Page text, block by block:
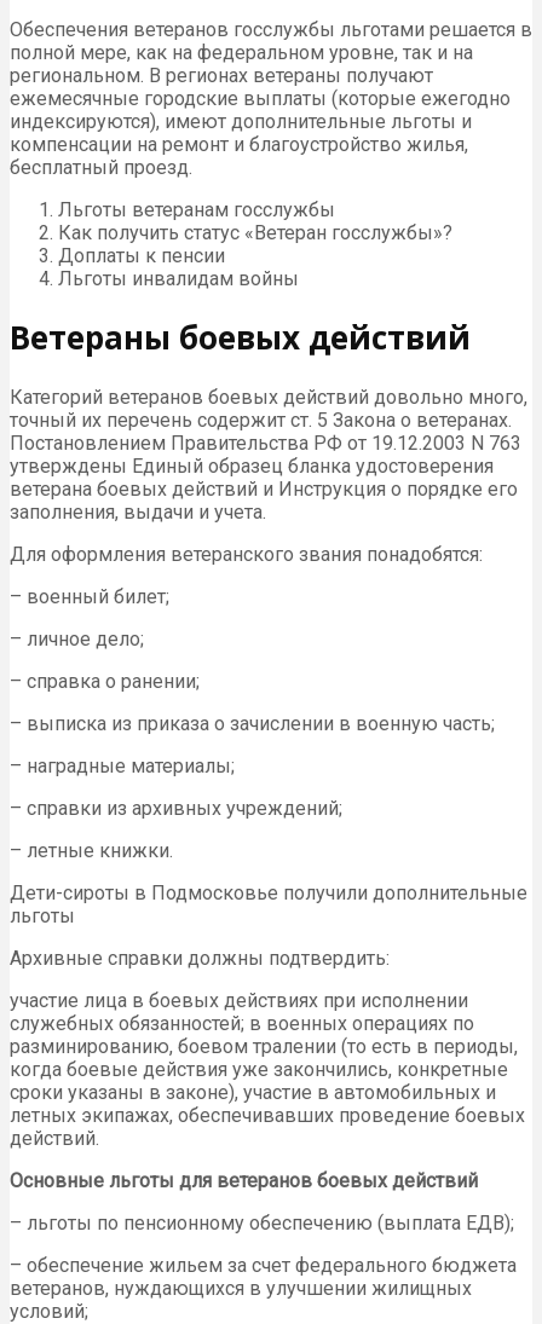
Обеспечения ветеранов госслужбы льготами решается в
полной мере, как на федеральном уровне, так и на
региональном. В регионах ветераны получают
ежемесячные городские выплаты (которые ежегодно
индексируются), имеют дополнительные льготы и
компенсации на ремонт и благоустройство жилья,
бесплатный проезд.
Льготы ветеранам госслужбы
Как получить статус «Ветеран госслужбы»?
Доплаты к пенсии
Льготы инвалидам войны
Ветераны боевых действий
Категорий ветеранов боевых действий довольно много,
точный их перечень содержит ст. 5 Закона о ветеранах.
Постановлением Правительства РФ от 19.12.2003 N 763
утверждены Единый образец бланка удостоверения
ветерана боевых действий и Инструкция о порядке его
заполнения, выдачи и учета.
Для оформления ветеранского звания понадобятся:
– военный билет;
– личное дело;
– справка о ранении;
– выписка из приказа о зачислении в военную часть;
– наградные материалы;
– справки из архивных учреждений;
– летные книжки.
Дети-сироты в Подмосковье получили дополнительные
льготы
Архивные справки должны подтвердить:
участие лица в боевых действиях при исполнении
служебных обязанностей; в военных операциях по
разминированию, боевом тралении (то есть в периоды,
когда боевые действия уже закончились, конкретные
сроки указаны в законе), участие в автомобильных и
летных экипажах, обеспечивавших проведение боевых
действий.
Основные льготы для ветеранов боевых действий
– льготы по пенсионному обеспечению (выплата ЕДВ);
– обеспечение жильем за счет федерального бюджета
ветеранов, нуждающихся в улучшении жилищных
условий;